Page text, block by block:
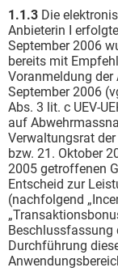
1.1.3 Die
Anbieterin I
September 2006
bereits mit
Voranmeldung der
September 2006
Abs. 3 lit. c UEV-
auf
Verwaltungsrat
bzw. 21. Oktober
2005 getroffenen
Entscheid zur
(nachfolgend
Beschlussfassung
Durchführung